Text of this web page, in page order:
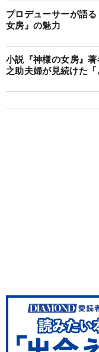
プロデューサーが語
女房』の魅力
小説『神様の女房』
之助夫婦が見続けた「